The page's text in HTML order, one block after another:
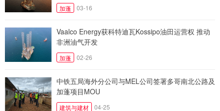
加蓬 03-16
Vaalco Energy获科特迪瓦Kossipo油田运营权 推动
非洲油气开发
加蓬 02-26
中铁五局海外分公司与MEL公司签署多哥南北公路及
加蓬项目MOU
建筑与建材 04-25